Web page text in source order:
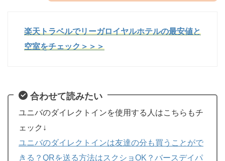
楽天トラベルでリーガロイヤルホテルの最安値と
空室をチェック＞＞＞
合わせて読みたい
ユニバのダイレクトインを使用する人はこちらもチ
ェック↓
ユニバのダイレクトインは友達の分も買うことがで
きる？QRを送る方法はスクショOK？バースデイパ